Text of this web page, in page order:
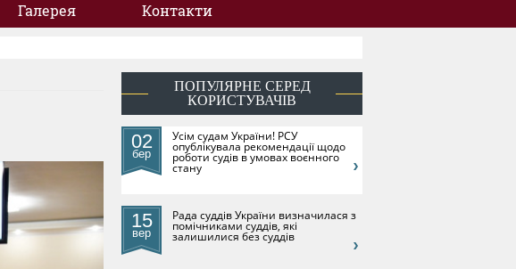
Галерея Контакти
ПОПУЛЯРНЕ СЕРЕД
КОРИСТУВАЧІВ
02
бер
​Усім судам України! РСУ
опублікувала рекомендації щодо
роботи судів в умовах воєнного
стану
15
вер
Рада суддів України визначилася з
помічниками суддів, які
залишилися без суддів